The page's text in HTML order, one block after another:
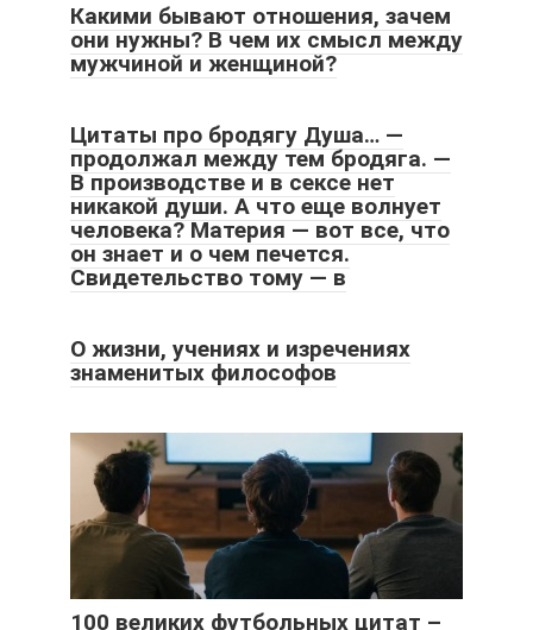
Какими бывают отношения, зачем
они нужны? В чем их смысл между
мужчиной и женщиной?
Цитаты про бродягу Душа… —
продолжал между тем бродяга. —
В производстве и в сексе нет
никакой души. А что еще волнует
человека? Материя — вот все, что
он знает и о чем печется.
Свидетельство тому — в
О жизни, учениях и изречениях
знаменитых философов
100 великих футбольных цитат –